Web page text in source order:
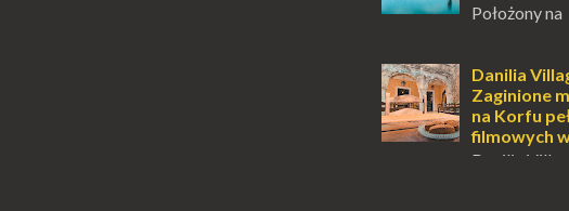
Położony na
Klasztor Panagia
jednym z najbardziej
rozpoznawalnych
Danilia
Zaginione
na Korfu
filmowych
Danilia